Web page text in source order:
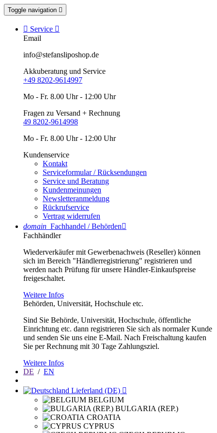
Toggle navigation 
 Service 
Email
info@stefansliposhop.de
Akkuberatung und Service
+49 8202-9614997
Mo - Fr. 8.00 Uhr - 12:00 Uhr
Fragen zu Versand + Rechnung
49 8202-9614998
Mo - Fr. 8.00 Uhr - 12:00 Uhr
Kundenservice
Kontakt
Serviceformular / Rücksendungen
Service und Beratung
Kundenmeinungen
Newsletteranmeldung
Rückrufservice
Vertrag widerrufen
domain Fachhandel / Behörden
Fachhändler
Wiederverkäufer mit Gewerbenachweis (Reseller) können
sich im Bereich "Händlerregistrierung" registrieren und
werden nach Prüfung für unsere Händler-Einkaufspreise
freigeschaltet.
Weitere Infos
Behörden, Universität, Hochschule etc.
Sind Sie Behörde, Universität, Hochschule, öffentliche
Einrichtung etc. dann registrieren Sie sich als normaler Kunde
und senden Sie uns eine E-Mail. Nach Freischaltung kaufen
Sie per Rechnung mit 30 Tage Zahlungsziel.
Weitere Infos
DE / EN
Lieferland (DE) 
BELGIUM
BULGARIA (REP.)
CROATIA
CYPRUS